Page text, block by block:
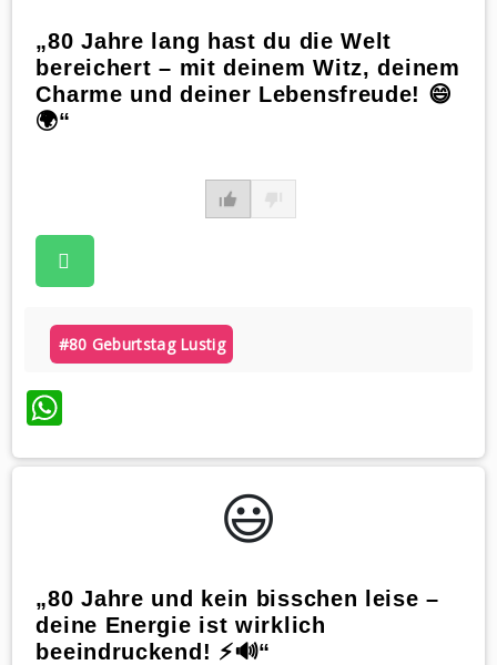
„80 Jahre lang hast du die Welt
bereichert – mit deinem Witz, deinem
Charme und deiner Lebensfreude! 😄
🌍“
#80 Geburtstag Lustig
WhatsApp
😃️
„80 Jahre und kein bisschen leise –
deine Energie ist wirklich
beeindruckend! ⚡🔊“